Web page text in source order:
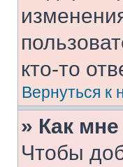
кто-то
Вернуться к
» Как
Чтобы